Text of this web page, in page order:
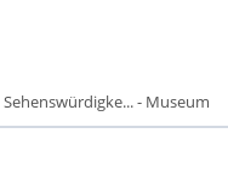
Sehenswürdigke... - Museum